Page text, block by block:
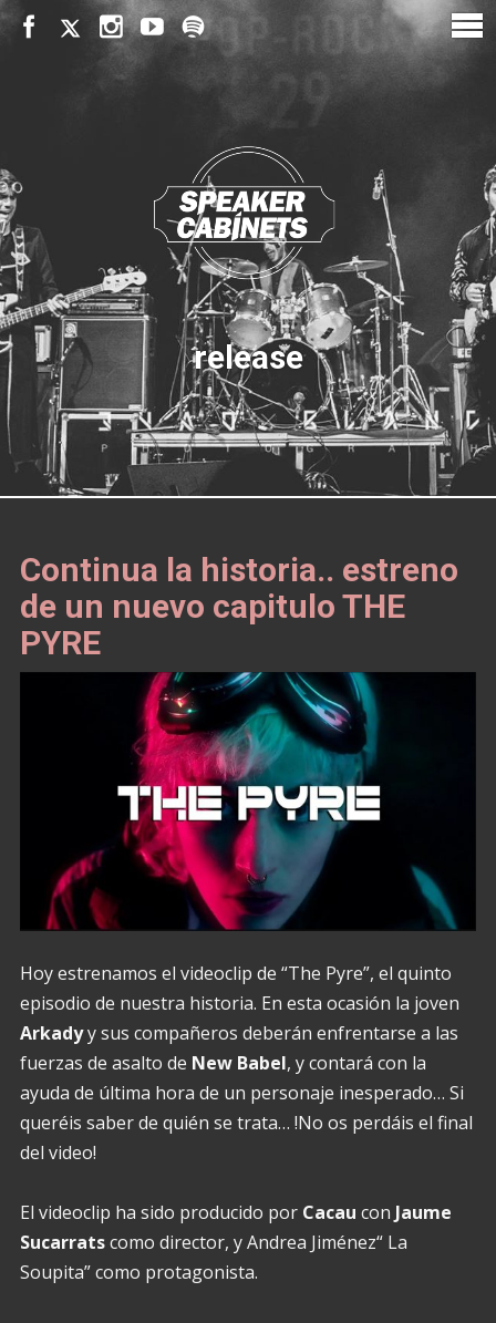
release
Continua la historia.. estreno
de un nuevo capitulo THE
PYRE
Hoy estrenamos el videoclip de “The Pyre”, el quinto
episodio de nuestra historia. En esta ocasión la joven
Arkadyy sus compañeros deberán enfrentarse a las
fuerzas de asalto de New Babel, y contará con la
ayuda de última hora de un personaje inesperado… Si
queréis saber de quién se trata… !No os perdáis el final
del video!
El videoclip ha sido producido por Cacau con Jaume
Sucarratscomo director, y Andrea Jiménez“ La
Soupita” como protagonista.